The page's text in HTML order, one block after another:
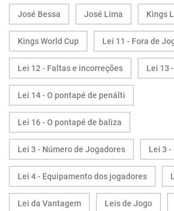
José Bessa José Lima Kings
Kings World Cup Lei 11 - Fora de
Lei 12 - Faltas e incorreções Lei 13
Lei 14 - O pontapé de penálti
Lei 16 - O pontapé de baliza
Lei 3 - Número de Jogadores Lei 3 -
Lei 4 - Equipamento dos jogadores
Lei da Vantagem Leis de Jogo